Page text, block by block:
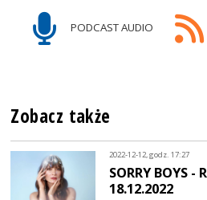
PODCAST AUDIO
Zobacz także
2022-12-12, godz. 17:27
SORRY BOYS -
18.12.2022